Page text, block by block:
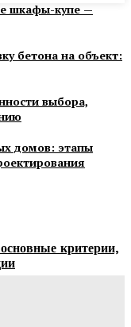
шкафы-купе —
бетона на объект:
выбора,
домов: этапы
критерии,